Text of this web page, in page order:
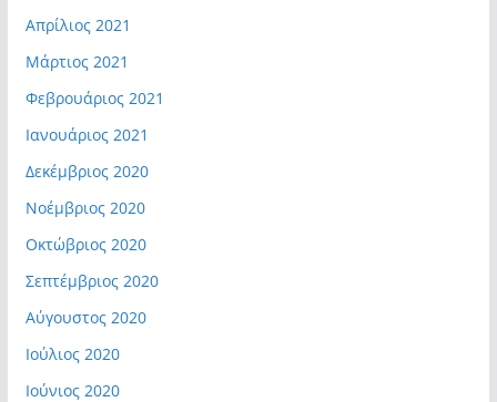
Απρίλιος 2021
Μάρτιος 2021
Φεβρουάριος 2021
Ιανουάριος 2021
Δεκέμβριος 2020
Νοέμβριος 2020
Οκτώβριος 2020
Σεπτέμβριος 2020
Αύγουστος 2020
Ιούλιος 2020
Ιούνιος 2020